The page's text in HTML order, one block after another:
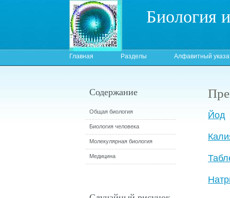
Биология
Главная Разделы Алфавитный
Йод
Содержание
Общая биология
Биология человека
Молекулярная биология
Медицина